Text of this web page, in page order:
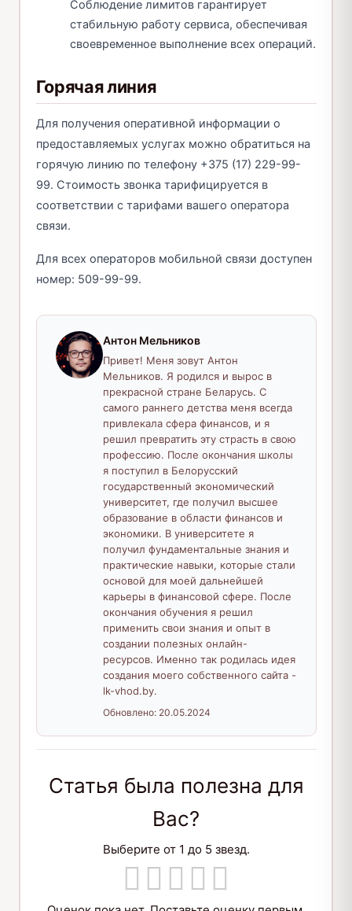
Соблюдение лимитов гарантирует
стабильную работу сервиса, обеспечивая
своевременное выполнение всех операций.
Горячая линия
Для получения оперативной информации о
предоставляемых услугах можно обратиться на
горячую линию по телефону +375 (17) 229-99-
99. Стоимость звонка тарифицируется в
соответствии с тарифами вашего оператора
связи.
Для всех операторов мобильной связи доступен
номер: 509-99-99.
Антон Мельников
Привет! Меня зовут Антон
Мельников. Я родился и вырос в
прекрасной стране Беларусь. С
самого раннего детства меня всегда
привлекала сфера финансов, и я
решил превратить эту страсть в свою
профессию. После окончания школы
я поступил в Белорусский
государственный экономический
университет, где получил высшее
образование в области финансов и
экономики. В университете я
получил фундаментальные знания и
практические навыки, которые стали
основой для моей дальнейшей
карьеры в финансовой сфере. После
окончания обучения я решил
применить свои знания и опыт в
создании полезных онлайн-
ресурсов. Именно так родилась идея
создания моего собственного сайта -
lk-vhod.by.
Обновлено: 20.05.2024
Статья была полезна для
Вас?
Выберите от 1 до 5 звезд.